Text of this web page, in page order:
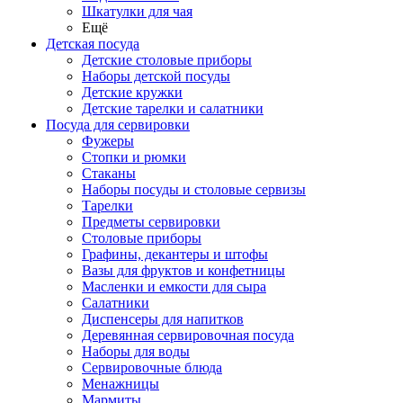
Шкатулки для чая
Ещё
Детская посуда
Детские столовые приборы
Наборы детской посуды
Детские кружки
Детские тарелки и салатники
Посуда для сервировки
Фужеры
Стопки и рюмки
Стаканы
Наборы посуды и столовые сервизы
Тарелки
Предметы сервировки
Столовые приборы
Графины, декантеры и штофы
Вазы для фруктов и конфетницы
Масленки и емкости для сыра
Салатники
Диспенсеры для напитков
Деревянная сервировочная посуда
Наборы для воды
Сервировочные блюда
Менажницы
Мармиты